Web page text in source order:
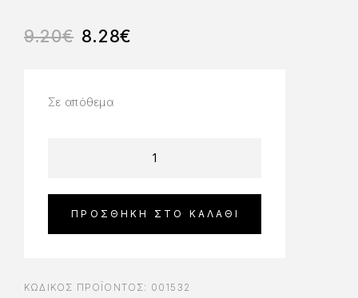
9.20€ 8.28€
Σε απόθεμα
ΠΡΟΣΘΉΚΗ ΣΤΟ ΚΑΛΆΘΙ
ΚΩΔΙΚΌΣ ΠΡΟΪΌΝΤΟΣ: 001532